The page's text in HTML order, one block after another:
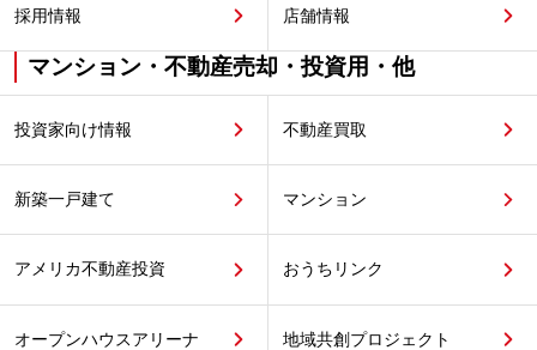
採用情報 店舗情報
マンション・不動産売却・投資用・他
投資家向け情報 不動産買取
新築一戸建て マンション
アメリカ不動産投資 おうちリンク
オープンハウスアリーナ 地域共創プロジェクト